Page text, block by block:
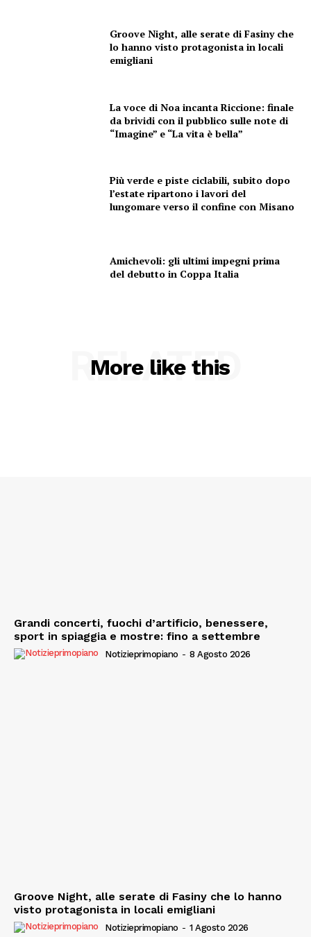
Canale TV 70/80/90
Groove Night, alle serate di Fasiny che
lo hanno visto protagonista in locali
emigliani
La voce di Noa incanta Riccione: finale
da brividi con il pubblico sulle note di
“Imagine” e “La vita è bella”
Più verde e piste ciclabili, subito dopo
l’estate ripartono i lavori del
lungomare verso il confine con Misano
Amichevoli: gli ultimi impegni prima
del debutto in Coppa Italia
More like this
RELATED
Grandi concerti, fuochi d’artificio, benessere,
sport in spiaggia e mostre: fino a settembre
Notizieprimopiano - 8 Agosto 2026
Groove Night, alle serate di Fasiny che lo hanno
visto protagonista in locali emigliani
Notizieprimopiano - 1 Agosto 2026